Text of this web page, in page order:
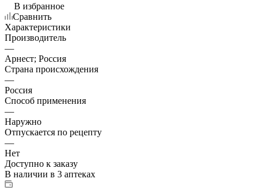
В избранное
Сравнить
Характеристики
Производитель
—
Арнест; Россия
Страна происхождения
—
Россия
Способ применения
—
Наружно
Отпускается по рецепту
—
Нет
Доступно к заказу
В наличии в 3 аптеках